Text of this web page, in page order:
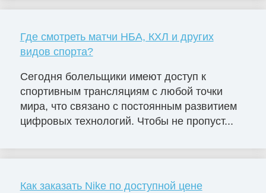
Где смотреть матчи НБА, КХЛ и других
видов спорта?
Сегодня болельщики имеют доступ к
спортивным трансляциям с любой точки
мира, что связано с постоянным развитием
цифровых технологий. Чтобы не пропуст...
Как заказать Nike по доступной цене